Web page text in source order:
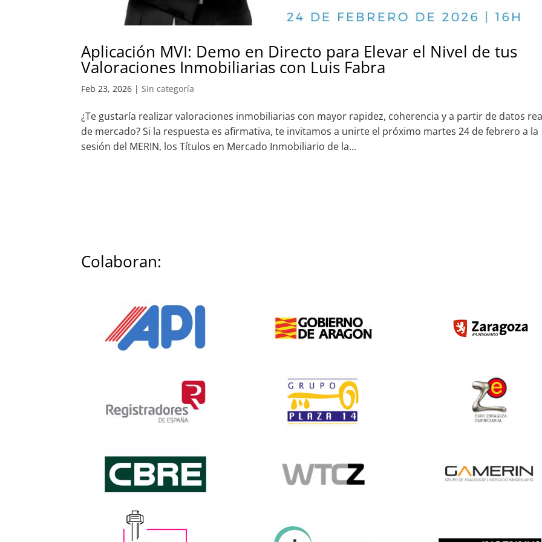
Aplicación MVI: Demo en Directo para Elevar el Nivel de tus
Valoraciones Inmobiliarias con Luis Fabra
Feb 23, 2026 |Sin categoría
¿Te gustaría realizar valoraciones inmobiliarias con mayor rapidez, coherencia y a partir de datos
de mercado? Si la respuesta es afirmativa, te invitamos a unirte el próximo martes 24 de febrero a la
sesión del MERIN, los Títulos en Mercado Inmobiliario de la...
Colaboran: